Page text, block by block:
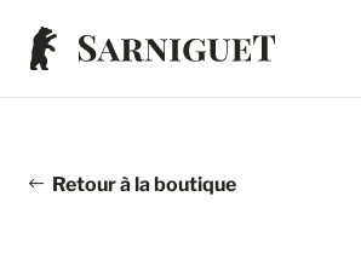
Retour à la boutique